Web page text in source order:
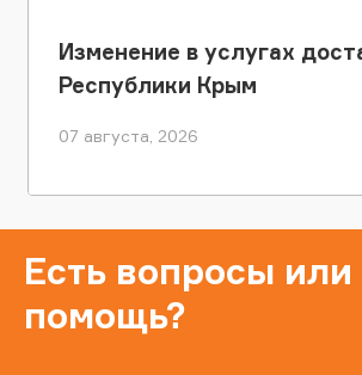
Изменение в услугах
Республики Крым
07 августа, 2026
Есть вопросы
помощь?